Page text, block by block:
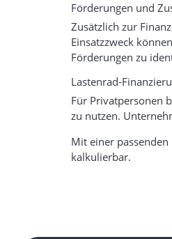
Förderungen und
Zusätzlich zur
Einsatzzweck
Förderungen zu
Lastenrad-
Für Privatpersonen
zu nutzen.
Mit einer passenden
kalkulierbar.